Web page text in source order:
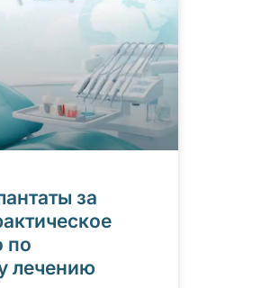
за
по
лечению